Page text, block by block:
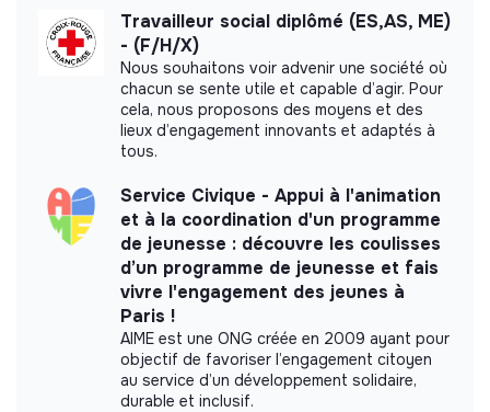
More information
Website
> 2000 employees
Social
Impact study
La Croix-Rouge française did not yet
communicate its impact measurement.
Travailleur social diplômé (ES,AS, ME)
- (F/H/X)
Nous souhaitons voir advenir une société où
chacun se sente utile et capable d’agir. Pour
cela, nous proposons des moyens et des
lieux d’engagement innovants et adaptés à
tous.
Service Civique - Appui à l'animation
et à la coordination d'un programme
de jeunesse : découvre les coulisses
d’un programme de jeunesse et fais
vivre l'engagement des jeunes à
Paris !
AIME est une ONG créée en 2009 ayant pour
objectif de favoriser l’engagement citoyen
au service d’un développement solidaire,
durable et inclusif.